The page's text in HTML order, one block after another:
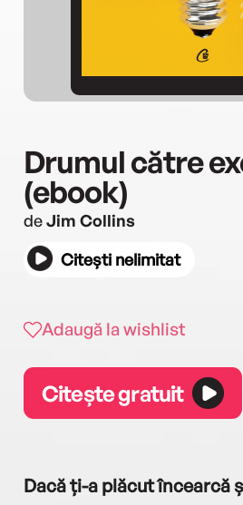
Drumul către
(ebook)
deJim Collins
Citești nelimitat
Adaugă la wishlist
Citește gratuit
Dacă ți-a plăcut încearcă